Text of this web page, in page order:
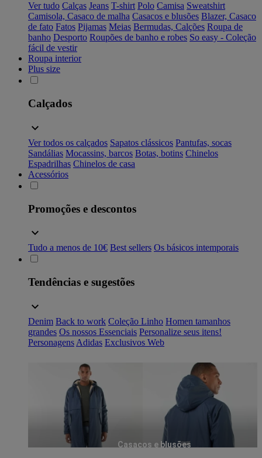
Ver tudo Calças Jeans T-shirt Polo Camisa Sweatshirt
Camisola, Casaco de malha Casacos e blusões Blazer, Casaco
de fato Fatos Pijamas Meias Bermudas, Calções Roupa de
banho Desporto Roupões de banho e robes So easy - Coleção
fácil de vestir
Roupa interior
Plus size
Calçados
Ver todos os calçados Sapatos clássicos Pantufas, socas
Sandálias Mocassins, barcos Botas, botins Chinelos
Espadrilhas Chinelos de casa
Acessórios
Promoções e descontos
Tudo a menos de 10€ Best sellers Os básicos intemporais
Tendências e sugestões
Denim Back to work Coleção Linho Homen tamanhos
grandes Os nossos Essenciais Personalize seus itens!
Personagens Adidas Exclusivos Web
Casacos e blusões